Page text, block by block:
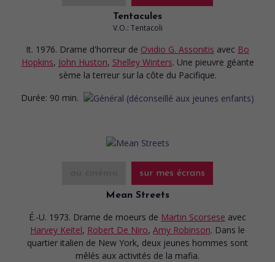
Tentacules
V.O.: Tentacoli
It. 1976. Drame d'horreur de Ovidio G. Assonitis avec Bo
Hopkins, John Huston, Shelley Winters. Une pieuvre géante
sème la terreur sur la côte du Pacifique.
Durée: 90 min.
sur mes écrans
Mean Streets
É.-U. 1973. Drame de moeurs de Martin Scorsese avec
Harvey Keitel, Robert De Niro, Amy Robinson. Dans le
quartier italien de New York, deux jeunes hommes sont
mêlés aux activités de la mafia.